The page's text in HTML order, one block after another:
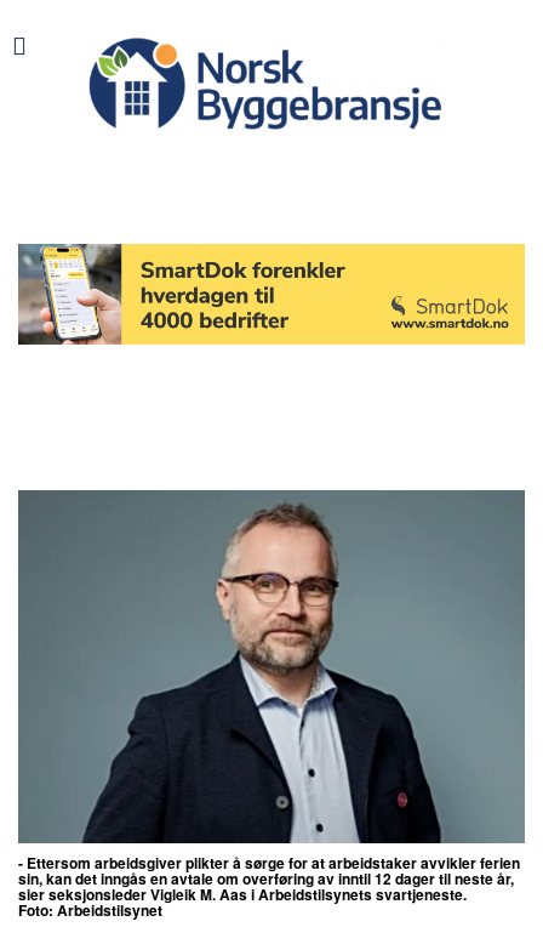
- Ettersom arbeidsgiver plikter å sørge for at arbeidstaker avvikler ferien
sin, kan det inngås en avtale om overføring av inntil 12 dager til neste år,
sier seksjonsleder Vigleik M. Aas iArbeidstilsynets svartjeneste.
Foto: Arbeidstilsynet